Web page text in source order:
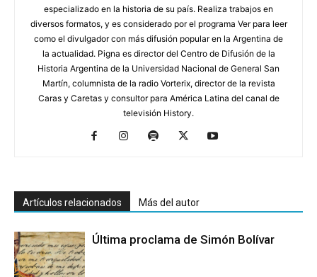
especializado en la historia de su país. Realiza trabajos en
diversos formatos, y es considerado por el programa Ver para leer
como el divulgador con más difusión popular en la Argentina de
la actualidad. Pigna es director del Centro de Difusión de la
Historia Argentina de la Universidad Nacional de General San
Martín, columnista de la radio Vorterix, director de la revista
Caras y Caretas y consultor para América Latina del canal de
televisión History.
Artículos relacionados Más del autor
Última proclama de Simón Bolívar